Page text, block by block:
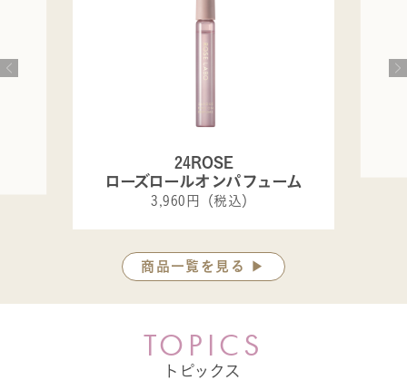
24ROSE
ローズロールオンパフューム
3,960円（税込）
商品一覧を見る ▶
TO P ICS
トピックス